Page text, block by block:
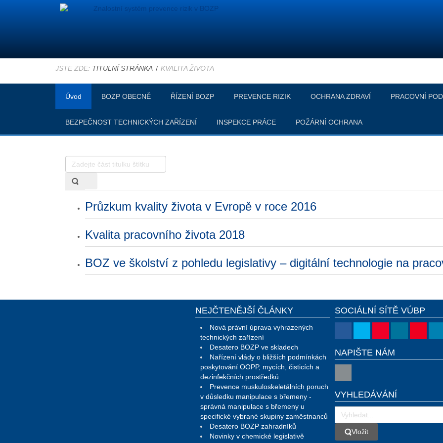
JSTE ZDE: TITULNÍ STRÁNKA KVALITA ŽIVOTA
Úvod BOZP OBECNĚ ŘÍZENÍ BOZP PREVENCE RIZIK OCHRANA ZDRAVÍ PRACOVNÍ
BEZPEČNOST TECHNICKÝCH ZAŘÍZENÍ INSPEKCE PRÁCE POŽÁRNÍ OCHRANA
Zadejte
část
titulku
štítku
Průzkum kvality života v Evropě v roce 2016
Kvalita pracovního života 2018
BOZ ve školství z pohledu legislativy – digitální technologie na
NEJČTENĚJŠÍ ČLÁNKY
Nová právní úprava vyhrazených
technických zařízení
Desatero BOZP ve skladech
Nařízení vlády o bližších podmínkách
poskytování OOPP, mycích, čisticích a
dezinfekčních prostředků
Prevence muskuloskeletálních poruch
v důsledku manipulace s břemeny -
správná manipulace s břemeny u
specifické vybrané skupiny zaměstnanců
Desatero BOZP zahradníků
Novinky v chemické legislativě
SOCIÁLNÍ SÍTĚ VÚBP
NAPIŠTE NÁM
VYHLEDÁVÁNÍ
VložitVložit